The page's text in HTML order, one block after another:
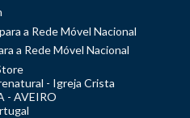
a Rede Móvel Nacional
a Rede Móvel Nacional
- Igreja Crista
- AVEIRO